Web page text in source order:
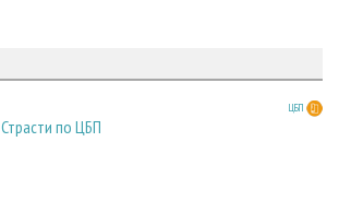
ЦБП
Страсти по ЦБП